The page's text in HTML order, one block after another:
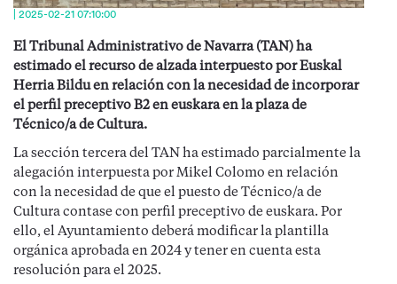
| 2025-02-21 07:10:00
El Tribunal Administrativo de Navarra (TAN) ha
estimado el recurso de alzada interpuesto por Euskal
Herria Bildu en relación con la necesidad de incorporar
el perfil preceptivo B2 en euskara en la plaza de
Técnico/a de Cultura.
La sección tercera del TAN ha estimado parcialmente la
alegación interpuesta por Mikel Colomo en relación
con la necesidad de que el puesto de Técnico/a de
Cultura contase con perfil preceptivo de euskara. Por
ello, el Ayuntamiento deberá modificar la plantilla
orgánica aprobada en 2024 y tener en cuenta esta
resolución para el 2025.